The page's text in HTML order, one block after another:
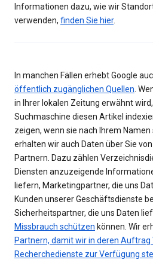
Informationen dazu, wie wir
verwenden, finden Sie hier.
In manchen Fällen erhebt Google
öffentlich zugänglichen Quellen .
in Ihrer lokalen Zeitung erwähnt
Suchmaschine diesen Artikel
zeigen, wenn sie nach Ihrem
erhalten wir auch Daten über Sie
Partnern. Dazu zählen
Diensten anzuzeigende
liefern, Marketingpartner, die uns
Kunden unserer Geschäftsdienste
Sicherheitspartner, die uns Daten
Missbrauch schützen können. Wir
Partnern, damit wir in deren Auftrag
Recherchedienste zur Verfügung